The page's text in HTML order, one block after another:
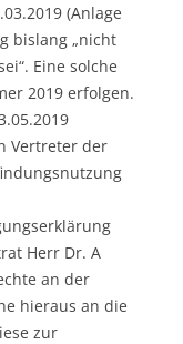
(Anlage
bislang „nicht
Eine solche
2019 erfolgen.
Vertreter der
Herr Dr. A
an der
hieraus an die
zur